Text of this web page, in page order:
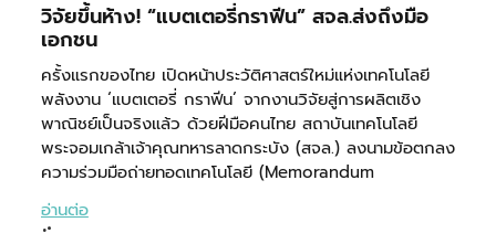
วิจัยขึ้นห้าง! “แบตเตอรี่กราฟีน” สจล.ส่งถึงมือ
เอกชน
ครั้งแรกของไทย เปิดหน้าประวัติศาสตร์ใหม่แห่งเทคโนโลยี
พลังงาน ‘แบตเตอรี่ กราฟีน’ จากงานวิจัยสู่การผลิตเชิง
พาณิชย์เป็นจริงแล้ว ด้วยฝีมือคนไทย สถาบันเทคโนโลยี
พระจอมเกล้าเจ้าคุณทหารลาดกระบัง (สจล.) ลงนามข้อตกลง
ความร่วมมือถ่ายทอดเทคโนโลยี (Memorandum
อ่านต่อ